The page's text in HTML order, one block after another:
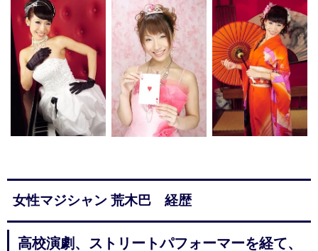
女性マジシャン 荒木巴 経歴
高校演劇、ストリートパフォーマーを経て、